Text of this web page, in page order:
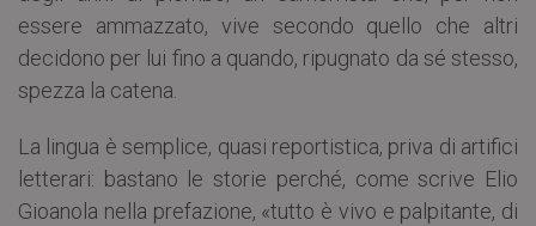
essere ammazzato, vive secondo quello che altri
decidono per lui fino a quando, ripugnato da sé stesso,
spezza la catena.
La lingua è semplice, quasi reportistica, priva di artifici
letterari: bastano le storie perché, come scrive Elio
Gioanola nella prefazione, «tutto è vivo e palpitante, di